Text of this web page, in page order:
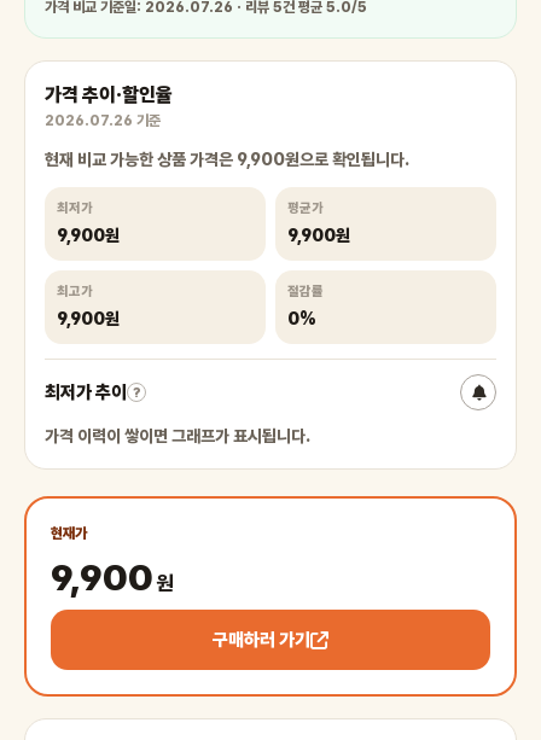
가격 비교 기준일: 2026.07.26 · 리뷰 5건 평균 5.0/5
가격 추이·할인율
2026.07.26 기준
현재 비교 가능한 상품 가격은 9,900원으로 확인됩니다.
최저가
9,900원
평균가
9,900원
최고가
9,900원
절감률
0%
최저가 추이 ?
가격 이력이 쌓이면 그래프가 표시됩니다.
현재가
9,900원
구매하러 가기